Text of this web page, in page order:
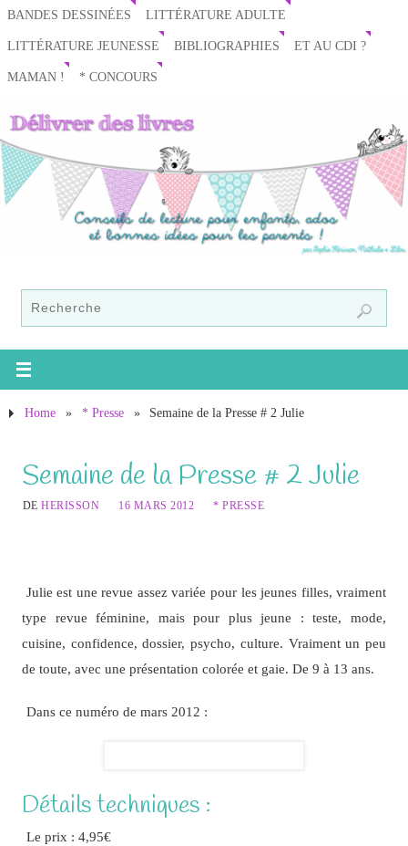
BANDES DESSINÉES LITTÉRATURE ADULTE
LITTÉRATURE JEUNESSE BIBLIOGRAPHIES ET AU CDI ?
MAMAN ! * CONCOURS
Home » * Presse » Semaine de la Presse # 2 Julie
Semaine de la Presse # 2 Julie
DEHERISSON 16 MARS 2012 * PRESSE
Julie est une revue assez variée pour les jeunes filles, vraiment
type revue féminine, mais pour plus jeune : teste, mode,
cuisine, confidence, dossier, psycho, culture. Vraiment un peu
de toute, avec une présentation colorée et gaie. De 9 à 13 ans.
Dans ce numéro de mars 2012 :
Détails techniques :
Le prix : 4,95€